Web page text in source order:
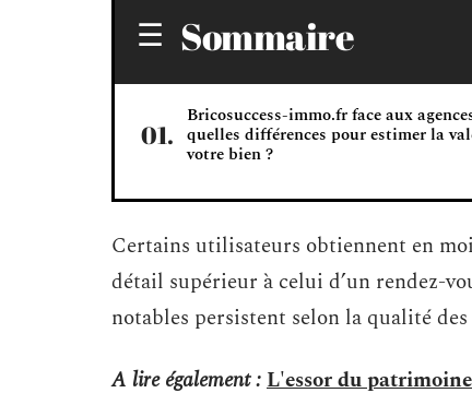
Sommaire
Bricosuccess-immo.fr face aux
quelles différences pour estimer la
votre bien ?
Certains utilisateurs obtiennent en
détail supérieur à celui d’un rendez-
notables persistent selon la qualité
A lire également :L'essor du